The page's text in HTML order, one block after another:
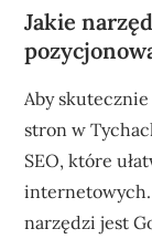
Jakie
Aby
stron w
SEO, które
internetowych.
narzędzi jest